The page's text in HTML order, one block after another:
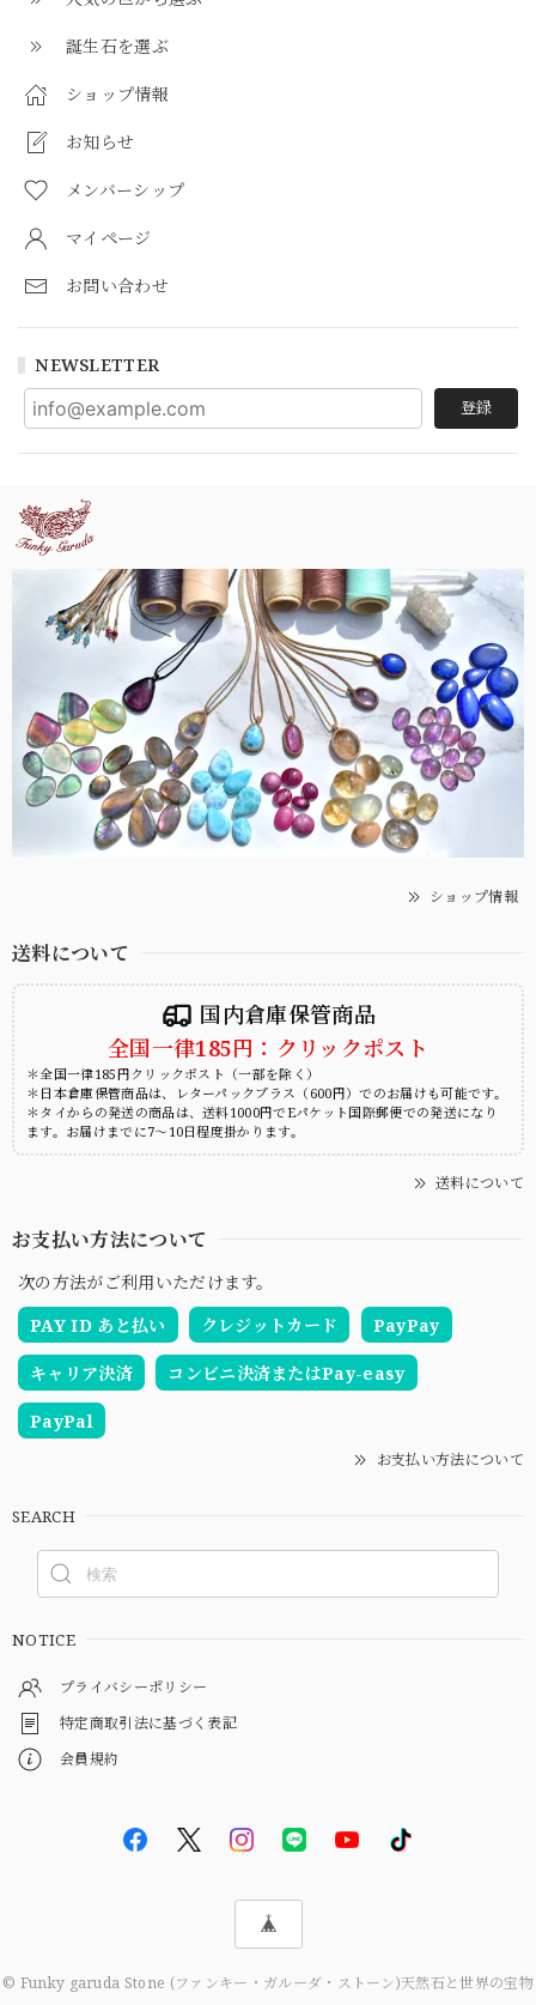
誕生石を選ぶ
ショップ情報
お知らせ
メンバーシップ
マイページ
お問い合わせ
NEWSLETTER
登録
ショップ情報
送料について
国内倉庫保管商品
全国一律185円：クリックポスト
＊全国一律185円クリックポスト（一部を除く）
＊日本倉庫保管商品は、レターパックプラス（600円）でのお届けも可能です。
＊タイからの発送の商品は、送料1000円でEパケット国際郵便での発送になり
ます。お届けまでに7～10日程度掛かります。
送料について
お支払い方法について
次の方法がご利用いただけます。
PAY ID あと払い
クレジットカード PayPay
キャリア決済 コンビニ決済またはPay-easy
PayPal
お支払い方法について
SEARCH
NOTICE
プライバシーポリシー
特定商取引法に基づく表記
会員規約
© Funky garuda Stone (ファンキー・ガルーダ・ストーン)天然石と世界の宝物